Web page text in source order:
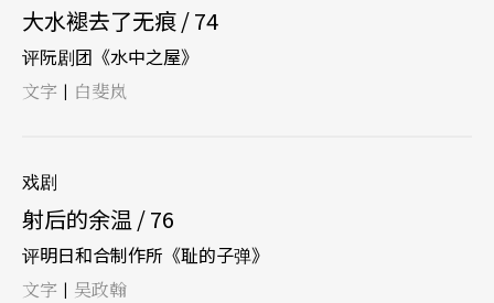
大水褪去了无痕 / 74
评阮剧团《水中之屋》
文字 | 白斐岚
戏剧
射后的余温 / 76
评明日和合制作所《耻的子弹》
文字 | 吴政翰